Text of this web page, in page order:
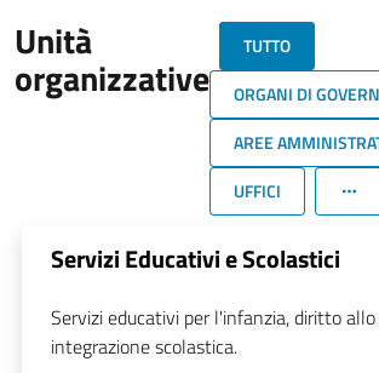
Unità
organizzative
TUTTO
ORGANI DI
AREE
UFFICI
Servizi Educativi e Scolastici
Servizi educativi per l'infanzia, diritto
integrazione scolastica.